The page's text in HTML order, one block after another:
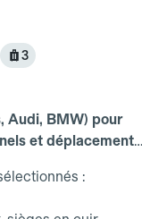
3
Audi, BMW) pour
et déplacements
: